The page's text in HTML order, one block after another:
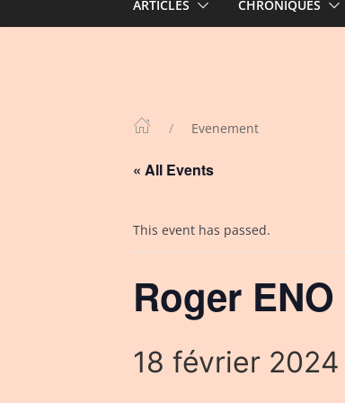
ARTICLES CHRONIQUES
Evenement
« All Events
This event has passed.
Roger
18 février